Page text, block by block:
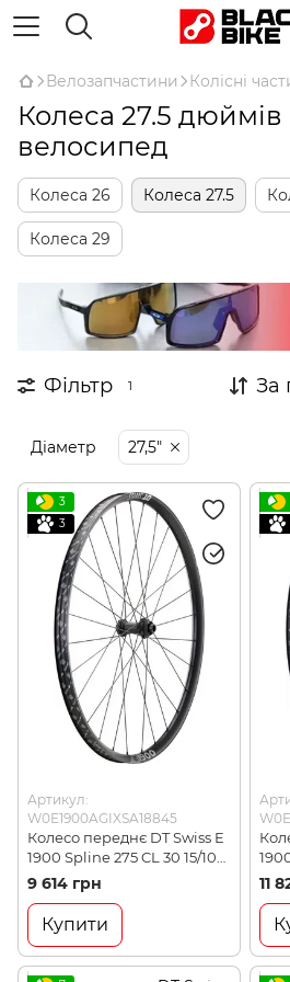
Велозапчастини Колісні
Колеса 27.5 дюймів
велосипед
Колеса 26 Колеса 27.5
Колеса 29
Фільтр 1 За
Діаметр 27,5"
3
3
Артикул:
W0E1900AGIXSA18845
Колесо переднє DT Swiss E
1900 Spline 275 CL 30 15/100,
Black
(W0E1900AGIXSA18845)
9 614 грн
Купити
11